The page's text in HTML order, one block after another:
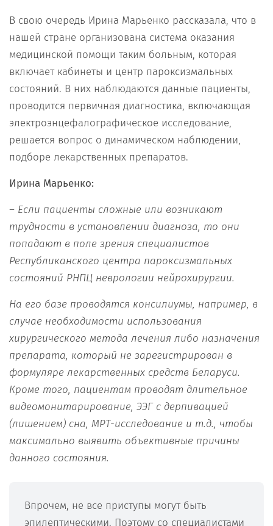
В свою очередь Ирина Марьенко рассказала, что в
нашей стране организована система оказания
медицинской помощи таким больным, которая
включает кабинеты и центр пароксизмальных
состояний. В них наблюдаются данные пациенты,
проводится первичная диагностика, включающая
электроэнцефалографическое исследование,
решается вопрос о динамическом наблюдении,
подборе лекарственных препаратов.
Ирина Марьенко:
– Если пациенты сложные или возникают
трудности в установлении диагноза, то они
попадают в поле зрения специалистов
Республиканского центра пароксизмальных
состояний РНПЦ неврологии нейрохирургии.
На его базе проводятся консилиумы, например, в
случае необходимости использования
хирургического метода лечения либо назначения
препарата, который не зарегистрирован в
формуляре лекарственных средств Беларуси.
Кроме того, пациентам проводят длительное
видеомонитарирование, ЭЭГ с дерпивацией
(лишением) сна, МРТ-исследование и т.д., чтобы
максимально выявить объективные причины
данного состояния.
Впрочем, не все приступы могут быть
эпилептическими. Поэтому со специалистами